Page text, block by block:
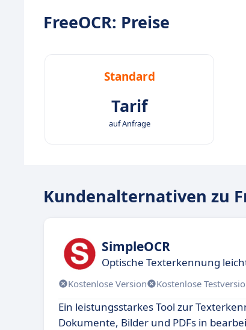
FreeOCR: Preise
Standard
Tarif
auf Anfrage
Kundenalternativen zu
SimpleOCR
Optische Texterkennung
Kostenlose Version Kostenlose
Ein leistungsstarkes Tool zur
Dokumente, Bilder und PDFs in